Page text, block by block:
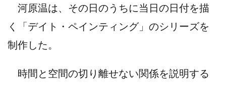
河原温は、その日のうちに当日の日付を描
く「デイト・ペインティング」のシリーズを
制作した。
時間と空間の切り離せない関係を説明する